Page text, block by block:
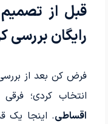
قبل از
رایگان بررسی
فرض کن بعد از
انتخاب کردی؛
اقساطی. اینجا یک